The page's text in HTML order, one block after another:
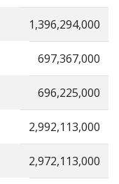
1,396,294,000
697,367,000
696,225,000
2,992,113,000
2,972,113,000